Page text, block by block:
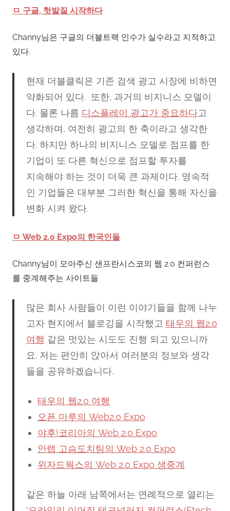
ㅁ 구글, 헛발질 시작하다
Channy님은 구글의 더블트랙 인수가 실수라고 지적하고
있다.
현재 더블클릭은 기존 검색 광고 시장에 비하면
약화되어 있다. 또한, 과거의 비지니스 모델이
다. 물론 나름 디스플레이 광고가 중요하다고
생각하며, 여전히 광고의 한 축이라고 생각한
다. 하지만 하나의 비지니스 모델로 점프를 한
기업이 또 다른 혁신으로 점프할 투자를
지속해야 하는 것이 더욱 큰 과제이다. 영속적
인 기업들은 대부분 그러한 혁신을 통해 자신을
변화 시켜 왔다.
ㅁ Web 2.0 Expo의 한국인들
Channy님이 모아주신 샌프란시스코의 웹 2.0 컨퍼런스
를 중계해주는 사이트들
많은 회사 사람들이 이런 이야기들을 함께 나누
고자 현지에서 블로깅을 시작했고 태우의 웹2.0
여행 같은 멋있는 시도도 진행 되고 있으니까
요. 저는 편안히 앉아서 여러분의 정보와 생각
들을 공유하겠습니다.
태우의 웹2.0 여행
오픈 마루의 Web2.0 Expo
야후!코리아의 Web 2.0 Expo
안랩 고슴도치팀의 Web 2.0 Expo
위자드웍스의 Web 2.0 Expo 생중계
같은 하늘 아래 남쪽에서는 연례적으로 열리는